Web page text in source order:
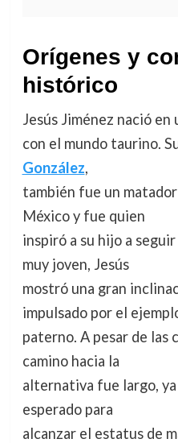
Orígenes y
histórico
Jesús Jiménez nació
con el mundo taurino.
González,
también fue un
México y fue quien
inspiró a su hijo a
muy joven, Jesús
mostró una gran
impulsado por el
paterno. A pesar de las
camino hacia la
alternativa fue largo, ya
esperado para
alcanzar el estatus de